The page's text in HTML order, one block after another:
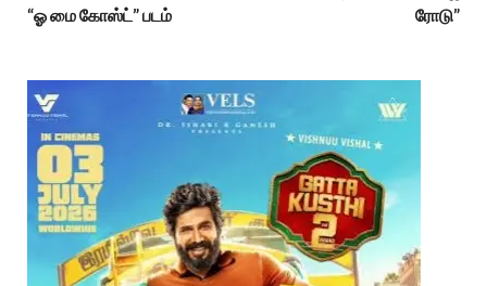
“ஓ மை கோஸ்ட்” படம்
ரோடு”